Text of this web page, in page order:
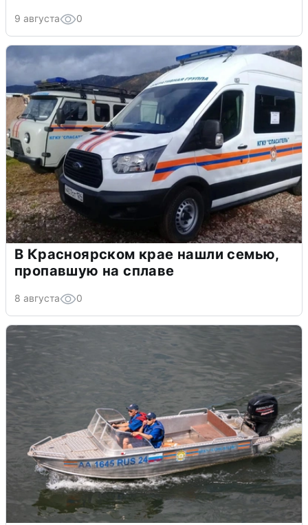
9 августа 0
В Красноярском крае нашли семью,
пропавшую на сплаве
8 августа 0